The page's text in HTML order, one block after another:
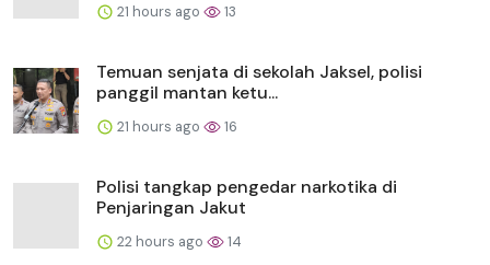
21 hours ago 13
Temuan senjata di sekolah Jaksel, polisi
panggil mantan ketu...
21 hours ago 16
Polisi tangkap pengedar narkotika di
Penjaringan Jakut
22 hours ago 14